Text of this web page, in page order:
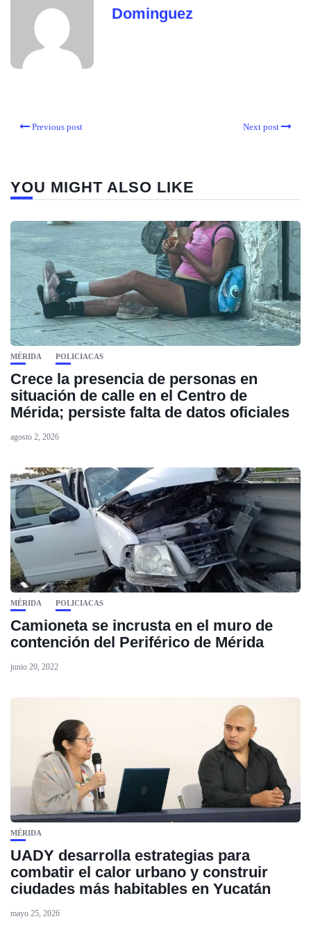
Dominguez
Previous post Next post
YOU MIGHT ALSO LIKE
MÉRIDA POLICIACAS
Crece la presencia de personas en
situación de calle en el Centro de
Mérida; persiste falta de datos oficiales
agosto 2, 2026
MÉRIDA POLICIACAS
Camioneta se incrusta en el muro de
contención del Periférico de Mérida
junio 20, 2022
MÉRIDA
UADY desarrolla estrategias para
combatir el calor urbano y construir
ciudades más habitables en Yucatán
mayo 25, 2026